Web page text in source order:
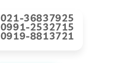
021-36837925
0991-2532715
0919-8813721